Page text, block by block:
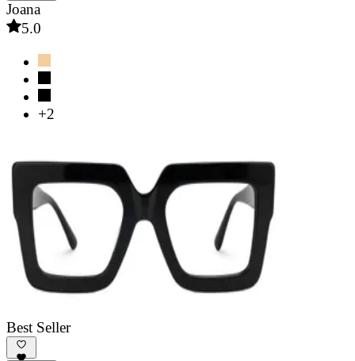
Joana
5.0
+2
Best Seller